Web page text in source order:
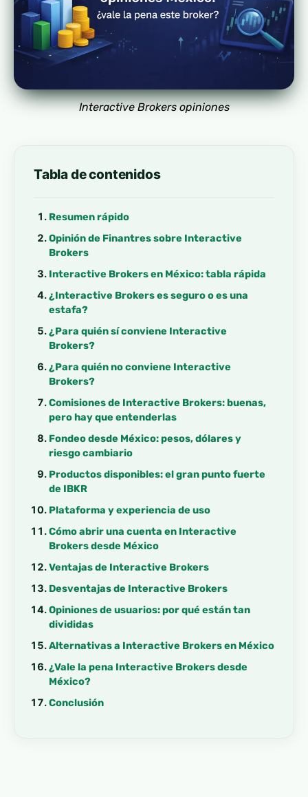
Interactive Brokers opiniones
Tabla de contenidos
Resumen rápido
Opinión de Finantres sobre Interactive
Brokers
Interactive Brokers en México: tabla rápida
¿Interactive Brokers es seguro o es una
estafa?
¿Para quién sí conviene Interactive
Brokers?
¿Para quién no conviene Interactive
Brokers?
Comisiones de Interactive Brokers: buenas,
pero hay que entenderlas
Fondeo desde México: pesos, dólares y
riesgo cambiario
Productos disponibles: el gran punto fuerte
de IBKR
Plataforma y experiencia de uso
Cómo abrir una cuenta en Interactive
Brokers desde México
Ventajas de Interactive Brokers
Desventajas de Interactive Brokers
Opiniones de usuarios: por qué están tan
divididas
Alternativas a Interactive Brokers en México
¿Vale la pena Interactive Brokers desde
México?
Conclusión